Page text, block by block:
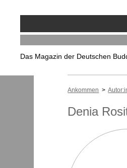
Das Magazin der Deutschen
Ankommen >
Denia